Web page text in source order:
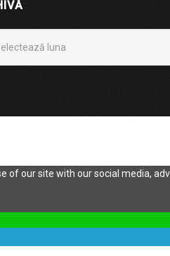
of our site with our social media,